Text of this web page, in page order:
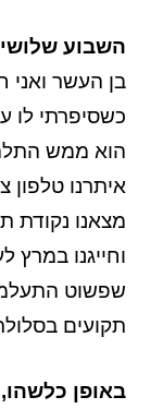
השבוע
בן העשר ואני
כשסיפרתי לו
הוא ממש
איתרנו טלפון
מצאנו נקודת
וחייגנו במרץ
שפשוט
תקועים
באופן כלשהו,